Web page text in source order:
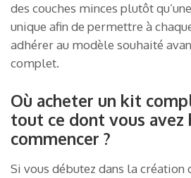
des couches minces plutôt
unique afin de permettre à
adhérer au modèle souhaité
complet.
Où acheter un kit
tout ce dont vous avez
commencer ?
Si vous débutez dans la création